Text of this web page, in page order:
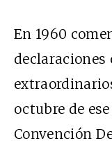
En 1960
declaraciones
octubre de
Convención